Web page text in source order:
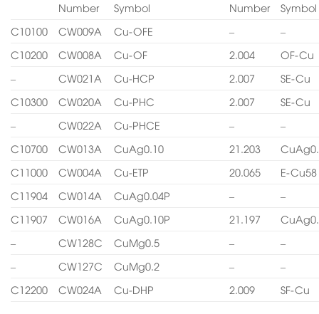
Number
Symbol Number
Symbol
C10100
CW009A Cu-OFE –
–
C10200
CW008A Cu-OF 2.004
OF-Cu
–
CW021A Cu-HCP 2.007
SE-Cu
C10300
CW020A Cu-PHC 2.007
SE-Cu
–
CW022A Cu-PHCE –
–
C10700
CW013A CuAg0.10 21.203
C11000
CW004A Cu-ETP 20.065
E-Cu58
C11904
CW014A CuAg0.04P –
–
C11907
CW016A CuAg0.10P 21.197
–
CW128C CuMg0.5 –
–
–
CW127C CuMg0.2 –
–
C12200
CW024A Cu-DHP 2.009 SF-Cu